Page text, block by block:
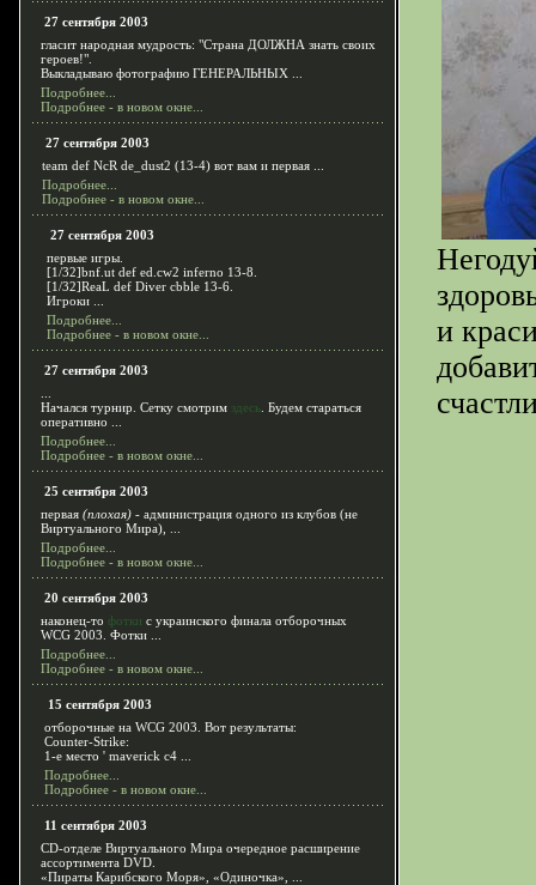
27 сентября 2003
гласит народная мудрость: "Страна ДОЛЖНА знать своих
героев!".
Выкладываю фотографию ГЕНЕРАЛЬНЫХ ...
Подробнее...
Подробнее - в новом окне...
27 сентября 2003
team def NcR de_dust2 (13-4) вот вам и первая ...
Подробнее...
Подробнее - в новом окне...
27 сентября 2003
первые игры.
[1/32]bnf.ut def ed.cw2 inferno 13-8.
[1/32]ReaL def Diver cbble 13-6.
Игроки ...
Подробнее...
Подробнее - в новом окне...
27 сентября 2003
Начался турнир. Сетку смотрим здесь . Будем стараться
оперативно ...
Подробнее...
Подробнее - в новом окне...
25 сентября 2003
первая (плохая) - администрация одного из клубов (не
Виртуального Мира), ...
Подробнее...
Подробнее - в новом окне...
20 сентября 2003
наконец-то фотки с украинского финала отборочных
WCG 2003. Фотки ...
Подробнее...
Подробнее - в новом окне...
15 сентября 2003
отборочные на WCG 2003. Вот результаты:
Counter-Strike:
1-е место ' maverick c4 ...
Подробнее...
Подробнее - в новом окне...
11 сентября 2003
CD-отделе Виртуального Мира очередное расширение
ассортимента DVD.
«Пираты Карибского Моря», «Одиночка», ...
и